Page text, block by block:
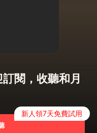
閱，收聽和月
新人領7天免費試用